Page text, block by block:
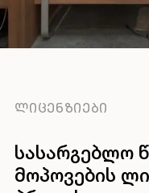
ᲚᲘᲪᲔᲜᲖᲘᲔᲑᲘ
სასარგებლო
მოპოვების